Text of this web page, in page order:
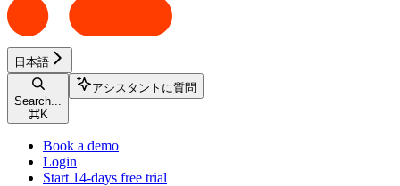
日本語
Search...
⌘K
アシスタントに質問
Book a demo
Login
Start 14-days free trial